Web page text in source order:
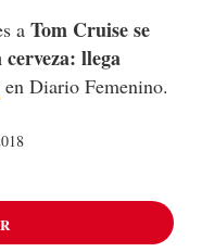
a Tom Cruise se
llega
en Diario Femenino.